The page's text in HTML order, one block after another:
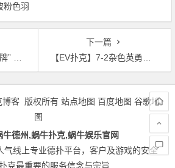
粉色羽
FT首日
的信息
下一篇
【EV扑克】7-2杂色英勇跟注，扑克秀新人击溃顶级职牌
客 版权所有 站点地图 百度地图 谷歌地
图
牛德州,蜗牛扑克,蜗牛娱乐官网
气线上专业德扑平台，客户及游戏的安全
克最重要的服务信念与宗旨.